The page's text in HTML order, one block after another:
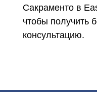
Сакраменто в
чтобы получить
консультацию.